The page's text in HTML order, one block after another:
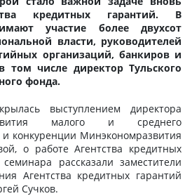
кредитных гарантий. В
участие более двухсот
власти, руководителей
организаций, банкиров и
том числе директор Тульского
фонда.
выступлением директора
малого и среднего
конкуренции Минэкономразвития
о работе Агентства кредитных
рассказали заместители
Агентства кредитных гарантий
Сучков.